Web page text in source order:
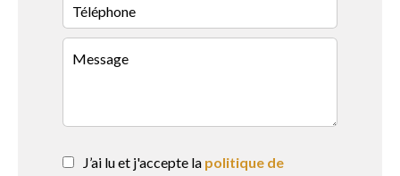
J’ai lu et j'accepte la politique de